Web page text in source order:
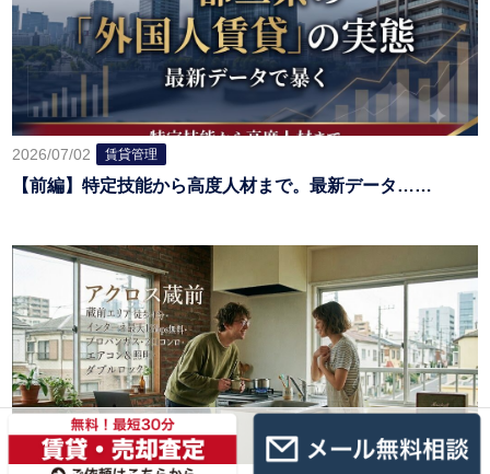
2026/07/02 賃貸管理
【前編】特定技能から高度人材まで。最新データ……